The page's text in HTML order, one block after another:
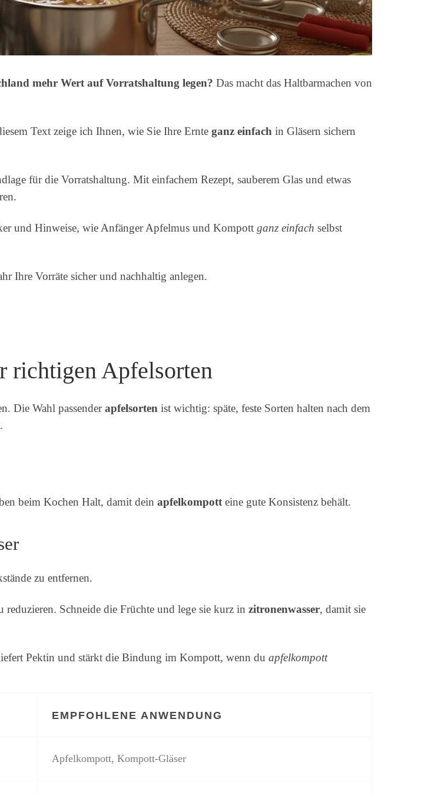
mehr Wert auf Vorratshaltung legen? Das macht das Haltbarmachen von
Text zeige ich Ihnen, wie Sie Ihre Ernte ganz einfach in Gläsern sichern
für die Vorratshaltung. Mit einfachem Rezept, sauberem Glas und etwas
und Hinweise, wie Anfänger Apfelmus und Kompott ganz einfach selbst
Ihre Vorräte sicher und nachhaltig anlegen.
richtigen Apfelsorten
Die Wahl passenderapfelsorten ist wichtig: späte, feste Sorten halten nach dem
beim Kochen Halt, damit dein apfelkompott eine gute Konsistenz behält.
zu entfernen.
Schneide die Früchte und lege sie kurz in zitronenwasser, damit sie
Pektin und stärkt die Bindung im Kompott, wenn du apfelkompott
EMPFOHLENE ANWENDUNG
Apfelkompott, Kompott-Gläser